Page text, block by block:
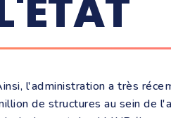
l'administration a très
de structures au sein de